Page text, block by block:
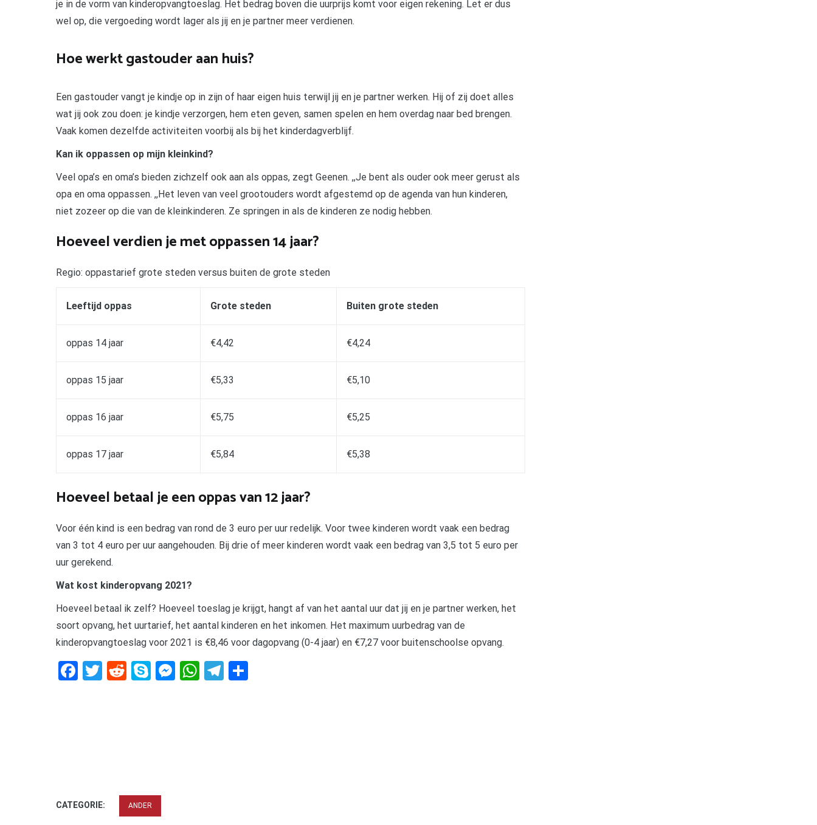
je in de vorm van kinderopvangtoeslag. Het bedrag boven die uurprijs komt voor eigen rekening. Let er dus
wel op, die vergoeding wordt lager als jij en je partner meer verdienen.
Hoe werkt gastouder aan huis?
Een gastouder vangt je kindje op in zijn of haar eigen huis terwijl jij en je partner werken. Hij of zij doet alles
wat jij ook zou doen: je kindje verzorgen, hem eten geven, samen spelen en hem overdag naar bed brengen.
Vaak komen dezelfde activiteiten voorbij als bij het kinderdagverblijf.
Kan ik oppassen op mijn kleinkind?
Veel opa’s en oma’s bieden zichzelf ook aan als oppas, zegt Geenen. ,,Je bent als ouder ook meer gerust als
opa en oma oppassen. ,,Het leven van veel grootouders wordt afgestemd op de agenda van hun kinderen,
niet zozeer op die van de kleinkinderen. Ze springen in als de kinderen ze nodig hebben.
Hoeveel verdien je met oppassen 14 jaar?
Regio: oppastarief grote steden versus buiten de grote steden
Leeftijd oppas Grote steden Buiten grote steden
oppas 14 jaar €4,42 €4,24
oppas 15 jaar €5,33 €5,10
oppas 16 jaar €5,75 €5,25
oppas 17 jaar €5,84 €5,38
Hoeveel betaal je een oppas van 12 jaar?
Voor één kind is een bedrag van rond de 3 euro per uur redelijk. Voor twee kinderen wordt vaak een bedrag
van 3 tot 4 euro per uur aangehouden. Bij drie of meer kinderen wordt vaak een bedrag van 3,5 tot 5 euro per
uur gerekend.
Wat kost kinderopvang 2021?
Hoeveel betaal ik zelf? Hoeveel toeslag je krijgt, hangt af van het aantal uur dat jij en je partner werken, het
soort opvang, het uurtarief, het aantal kinderen en het inkomen. Het maximum uurbedrag van de
kinderopvangtoeslag voor 2021 is €8,46 voor dagopvang (0-4 jaar) en €7,27 voor buitenschoolse opvang.
Facebook
Twitter
RedditSkypeMessenger
WhatsApp
Telegram
CATEGORIE: ANDER